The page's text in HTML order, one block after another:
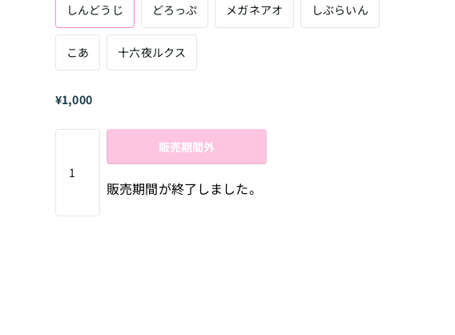
しんどうじ どろっぷ メガネアオ しぶらいん
こあ 十六夜ルクス
¥1,000
販売期間外
販売期間が終了しました。